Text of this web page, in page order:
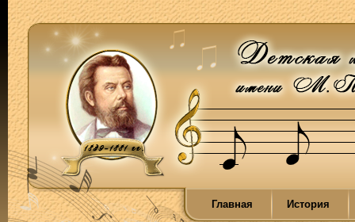
Главная История